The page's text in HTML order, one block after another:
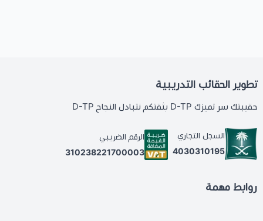
تطوير الحقائب التدريبية
حقيبتك سر تميزك D-TP بثقتكم نتبادل النجاح D-TP
السجل التجاري
4030310195
الرقم الضريبي
310238221700003
روابط مهمة